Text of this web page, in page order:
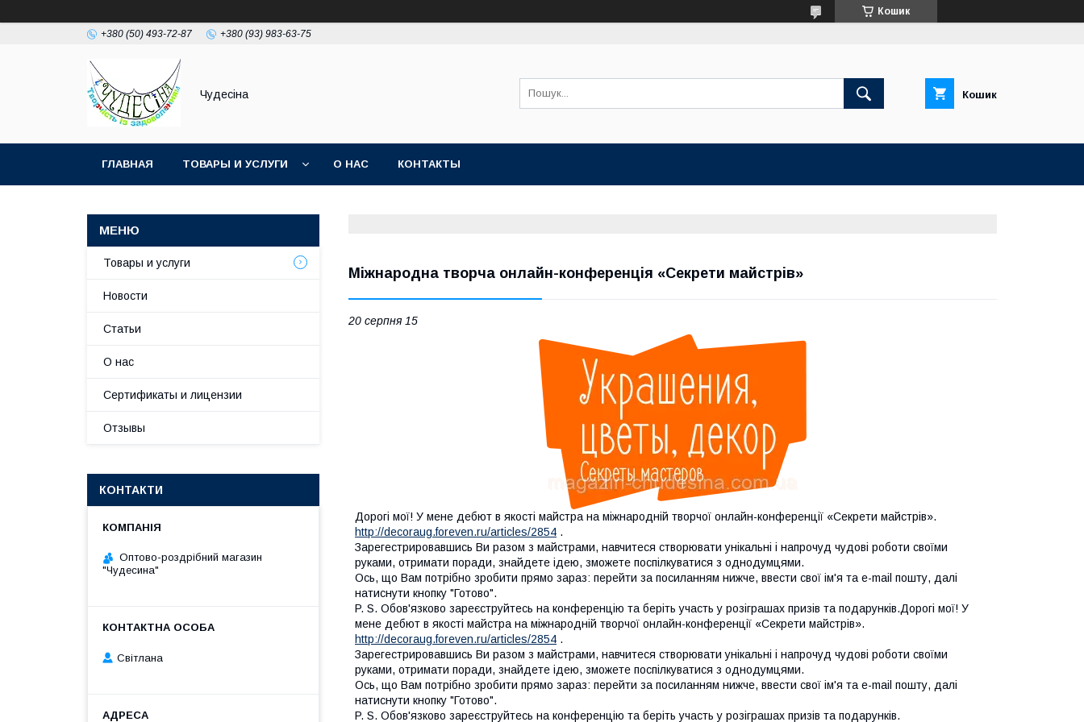
Кошик
+380 (50) 493-72-87 +380 (93) 983-63-75
Чудесіна Кошик
ГЛАВНАЯ ТОВАРЫ И УСЛУГИ О НАС КОНТАКТЫ
Міжнародна творча онлайн-конференція «Секрети майстрів»
20 серпня 15
Дорогі мої! У мене дебют в якості майстра на міжнародній творчої онлайн-конференції «Секрети майстрів».
http://decoraug.foreven.ru/articles/2854 .
Зарегестрировавшись Ви разом з майстрами, навчитеся створювати унікальні і напрочуд чудові роботи своїми
руками, отримати поради, знайдете ідею, зможете поспілкуватися з однодумцями.
Ось, що Вам потрібно зробити прямо зараз: перейти за посиланням нижче, ввести свої ім'я та e-mail пошту, далі
натиснути кнопку "Готово".
P. S. Обов'язково зареєструйтесь на конференцію та беріть участь у розіграшах призів та подарунків.Дорогі мої! У
мене дебют в якості майстра на міжнародній творчої онлайн-конференції «Секрети майстрів».
http://decoraug.foreven.ru/articles/2854 .
Зарегестрировавшись Ви разом з майстрами, навчитеся створювати унікальні і напрочуд чудові роботи своїми
руками, отримати поради, знайдете ідею, зможете поспілкуватися з однодумцями.
Ось, що Вам потрібно зробити прямо зараз: перейти за посиланням нижче, ввести свої ім'я та e-mail пошту, далі
натиснути кнопку "Готово".
P. S. Обов'язково зареєструйтесь на конференцію та беріть участь у розіграшах призів та подарунків.
Товары и услуги
Новости
Статьи
О нас
Сертификаты и лицензии
Отзывы
КОНТАКТИ
Оптово-роздрібний магазин
"Чудесина"
Світлана